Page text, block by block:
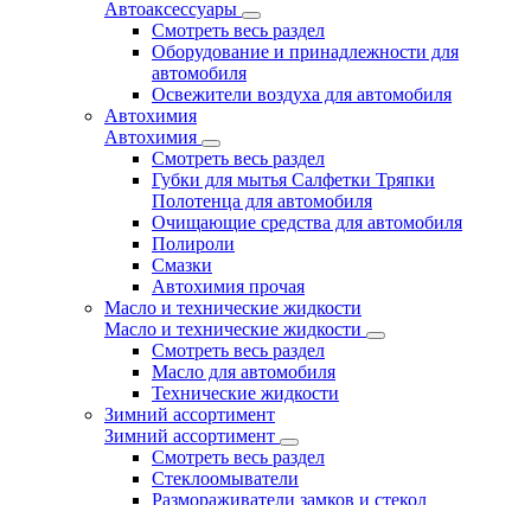
Автоаксессуары
Смотреть весь раздел
Оборудование и принадлежности для
автомобиля
Освежители воздуха для автомобиля
Автохимия
Автохимия
Смотреть весь раздел
Губки для мытья Салфетки Тряпки
Полотенца для автомобиля
Очищающие средства для автомобиля
Полироли
Смазки
Автохимия прочая
Масло и технические жидкости
Масло и технические жидкости
Смотреть весь раздел
Масло для автомобиля
Технические жидкости
Зимний ассортимент
Зимний ассортимент
Смотреть весь раздел
Стеклоомыватели
Размораживатели замков и стекол